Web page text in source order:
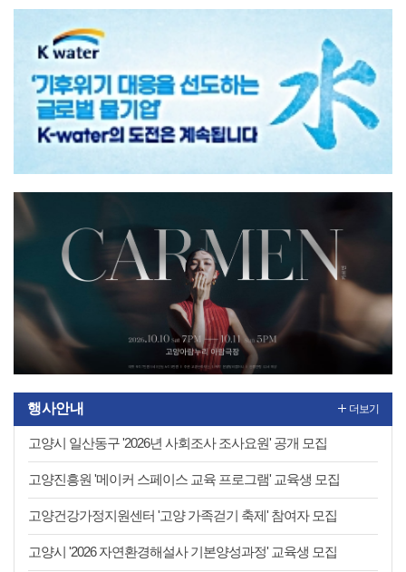
1 2
행사안내
고양시 일산동구 '2026년 사회조사 조사요원' 공개 모집
고양진흥원 '메이커 스페이스 교육 프로그램' 교육생 모집
고양건강가정지원센터 '고양 가족걷기 축제' 참여자 모집
고양시 '2026 자연환경해설사 기본양성과정' 교육생 모집
더보기